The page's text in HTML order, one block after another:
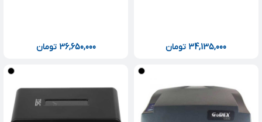
34,135,000 تومان 36,650,000 تومان